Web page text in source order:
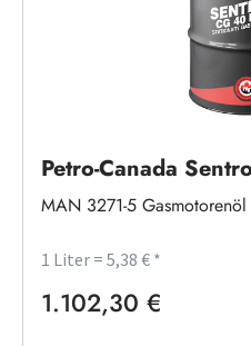
Petro-Canada
MAN 3271-5 Gasmotorenöl
1 Liter = 5,38 € *
Regulärer Preis:
1.102,30 €